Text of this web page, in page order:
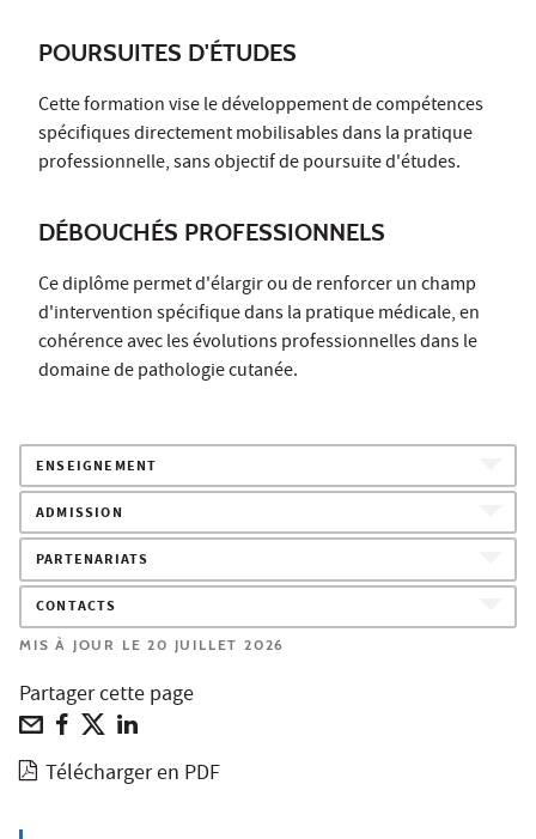
POURSUITES D'ÉTUDES
Cette formation vise le développement de compétences
spécifiques directement mobilisables dans la pratique
professionnelle, sans objectif de poursuite d'études.
DÉBOUCHÉS PROFESSIONNELS
Ce diplôme permet d'élargir ou de renforcer un champ
d'intervention spécifique dans la pratique médicale, en
cohérence avec les évolutions professionnelles dans le
domaine de pathologie cutanée.
ENSEIGNEMENT
ADMISSION
PARTENARIATS
CONTACTS
MIS À JOUR LE 20 JUILLET 2026
Partager cette page
Télécharger en PDF